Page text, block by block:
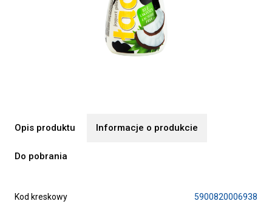
Opis produktu Informacje o produkcie
Do pobrania
Kod kreskowy 5900820006938